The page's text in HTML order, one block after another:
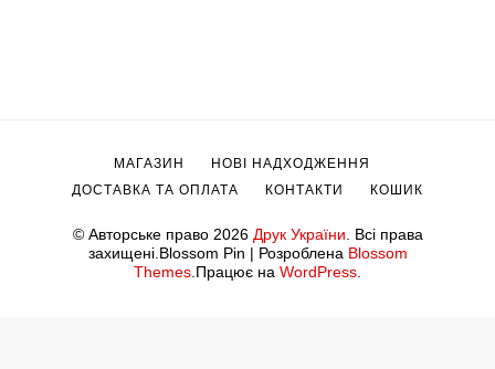
© Авторське право 2026 Друк України. Всі права
захищені.Blossom Pin | Розроблена Blossom
Themes.Працює на WordPress.
МАГАЗИН
НОВІ НАДХОДЖЕННЯ
ДОСТАВКА ТА ОПЛАТА
КОНТАКТИ КОШИК